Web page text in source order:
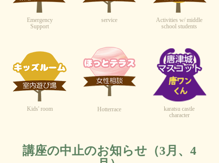
Emergency
Support
service
Activities w/ middle
school students
Kids' room Hotterrace
karatsu castle
character
講座の中止のお知らせ（3月、4